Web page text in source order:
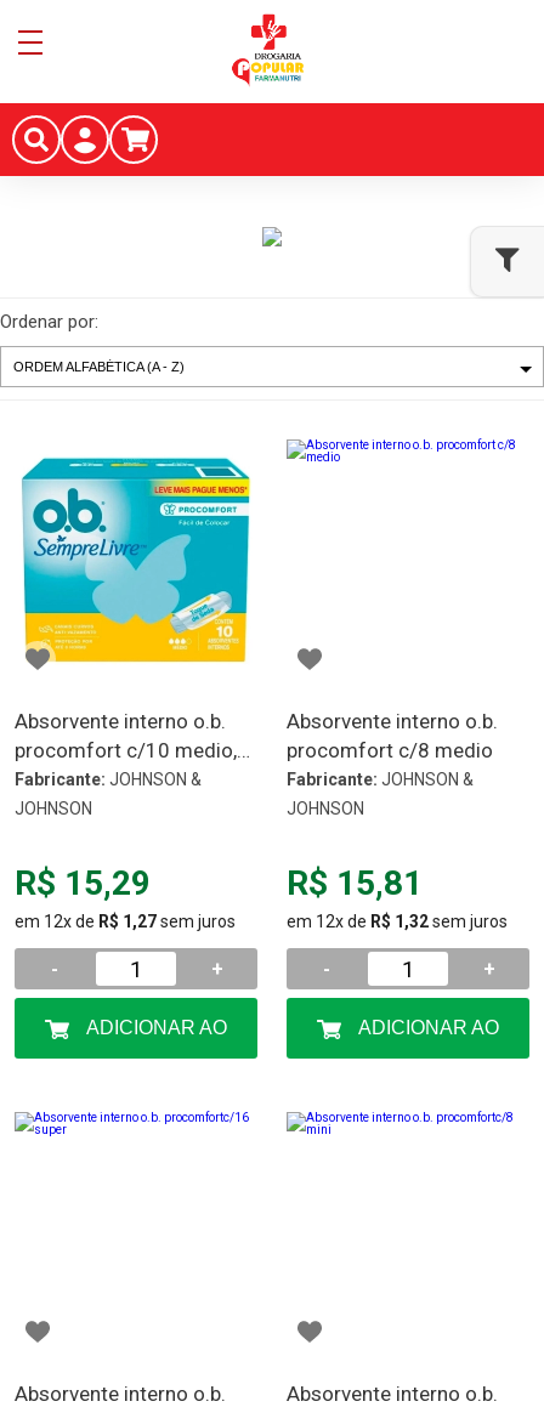
Ordenar por:
Absorvente interno o.b.
procomfort c/10 medio,
medio
Fabricante: JOHNSON &
JOHNSON
R$ 15,29
em 12x de R$ 1,27sem juros
- +
Absorvente interno o.b.
procomfort c/8 medio
Fabricante: JOHNSON &
JOHNSON
R$ 15,81
em 12x de R$ 1,32sem juros
- +
Absorvente interno o.b.
Absorvente interno o.b.